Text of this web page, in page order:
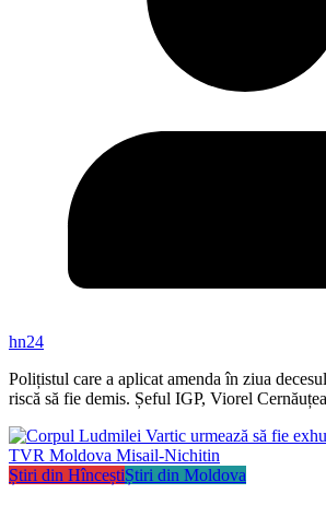
hn24
Polițistul care a aplicat amenda în ziua
riscă să fie demis. Șeful IGP, Viorel
Știri din HînceștiȘtiri din Moldova